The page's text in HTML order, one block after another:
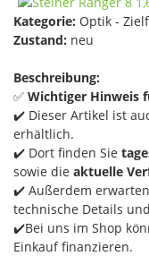
Kategorie: Optik -
Zustand: neu
Beschreibung:
✅ Wichtiger Hinweis
✔️ Dieser Artikel ist
erhältlich.
✔️ Dort finden Sie
sowie die aktuelle
✔️ Außerdem
technische Details
✔️Bei uns im Shop
Einkauf finanzieren.